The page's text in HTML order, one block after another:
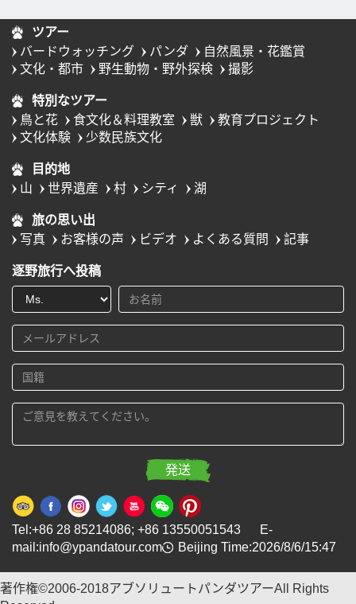
ツアー
バードウォッチング
パンダ
自然風景・花鑑賞
文化・都市
野生動物・野外探検 撮影
特別なツアー
鳥と花
食文化＆料理教室 獣
教育プロジェクト
文化体験
少数民族文化
目的地
山
世界遺産 村 シティ 湖
旅の思い出
写真
お客様の声 ビデオ よくある質問 記事
逐野旅行へ投稿
Tel:+86 28 85214086; +86 13550051543 E-
mail:info@ypandatour.com
Beijing Time:2026/8/6/15:47
著作権©2006-2018アブソリュートパンダツアーAll Rights